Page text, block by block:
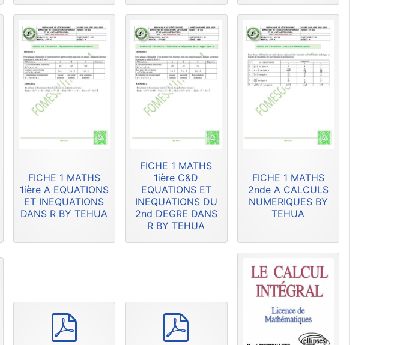
FICHE 1 MATHS
1ière A EQUATIONS
ET INEQUATIONS
DANS R BY TEHUA
FICHE 1 MATHS
1ière C&D
EQUATIONS ET
INEQUATIONS DU
2nd DEGRE DANS
R BY TEHUA
FICHE 1 MATHS
2nde A CALCULS
NUMERIQUES BY
TEHUA